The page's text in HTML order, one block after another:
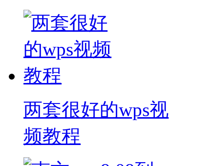
两套很好的wps视
频教程